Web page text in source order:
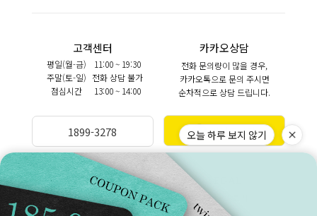
고객센터
평일(월-금)
주말(토-일)
점심시간
11:00 ~ 19:30
전화 상담 불가
13:00 ~ 14:00
1899-3278
카카오상담
전화 문의량이 많을 경우,
카카오톡으로 문의 주시면
순차적으로 상담 드립니다.
카카오상담
BANKINFO
예금주 (주)트윈클링
국민 270901-04-208303
브랜드스토리
이용약관
오늘 하루 보지 않기